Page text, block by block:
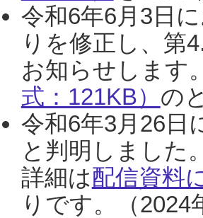
令和6年6月3日
りを修正し、第
お知らせします
式：121KB） の
令和6年3月26日
と判明しました
詳細は配信資料
りです。（2024